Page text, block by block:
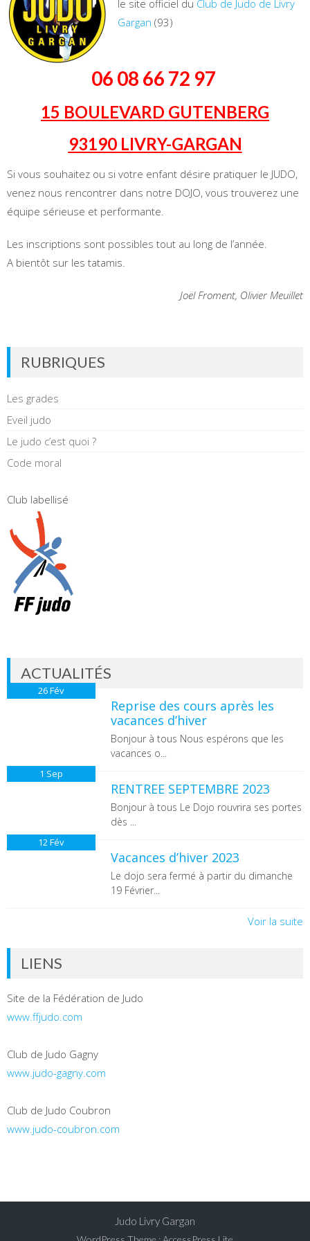
le site officiel du Club de Judo de Livry
Gargan (93)
06 08 66 72 97
15 BOULEVARD GUTENBERG
93190 LIVRY-GARGAN
Si vous souhaitez ou si votre enfant désire pratiquer le JUDO,
venez nous rencontrer dans notre DOJO, vous trouverez une
équipe sérieuse et performante.
Les inscriptions sont possibles tout au long de l’année.
A bientôt sur les tatamis.
Joël Froment, Olivier Meuillet
RUBRIQUES
Les grades
Eveil judo
Le judo c’est quoi ?
Code moral
Club labellisé
ACTUALITÉS
26Fév
Reprise des cours après les
vacances d’hiver
Bonjour à tous Nous espérons que les
vacances o...
1 Sep
RENTREE SEPTEMBRE 2023
Bonjour à tous Le Dojo rouvrira ses portes
dès ...
12Fév
Vacances d’hiver 2023
Le dojo sera fermé à partir du dimanche
19 Février...
Voir la suite
LIENS
Site de la Fédération de Judo
www.ffjudo.com
Club de Judo Gagny
www.judo-gagny.com
Club de Judo Coubron
www.judo-coubron.com
Judo Livry Gargan